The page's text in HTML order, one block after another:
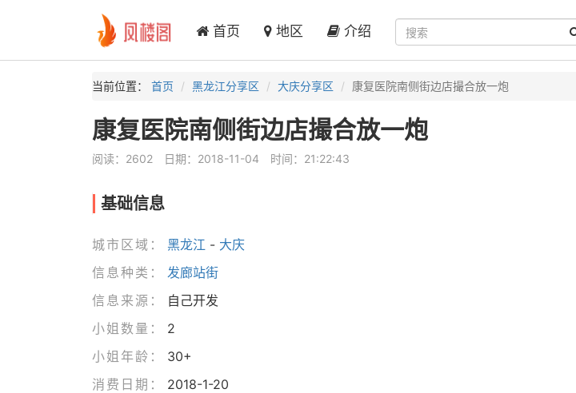
首页 地区 介绍
当前位置： 首页 黑龙江分享区 大庆分享区 康复医院南侧街边店撮合放一炮
康复医院南侧街边店撮合放一炮
阅读：2602 日期：2018-11-04 时间：21:22:43
基础信息
城市区域： 黑龙江 - 大庆
信息种类：
发廊站街
信息来源：
自己开发
小姐数量：
2
小姐年龄：
30+
消费日期：
2018-1-20